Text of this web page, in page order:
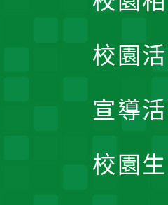
校園
宣導
校園